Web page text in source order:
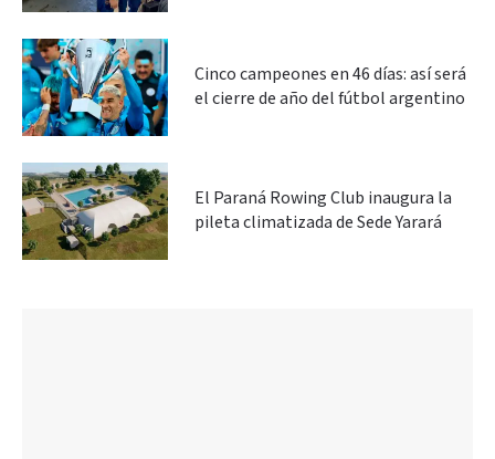
Cinco campeones en 46 días: así será
el cierre de año del fútbol argentino
El Paraná Rowing Club inaugura la
pileta climatizada de Sede Yarará